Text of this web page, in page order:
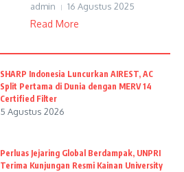
admin 16 Agustus 2025
Read More
SHARP Indonesia Luncurkan AIREST, AC
Split Pertama di Dunia dengan MERV 14
Certified Filter
5 Agustus 2026
Perluas Jejaring Global Berdampak, UNPRI
Terima Kunjungan Resmi Kainan University